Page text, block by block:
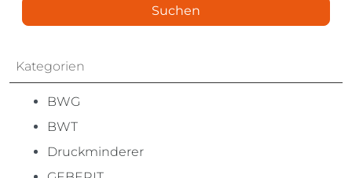
Suchen
Kategorien
BWG
BWT
Druckminderer